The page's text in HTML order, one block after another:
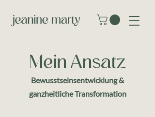
Mein Ansatz
Bewusstseinsentwicklung &
ganzheitliche Transformation